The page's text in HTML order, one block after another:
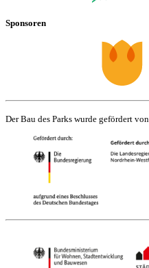
Sponsoren
Der Bau des Parks wurde gefördert von